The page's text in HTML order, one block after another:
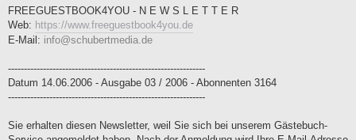
a
FREEGUESTBOOK4YOU - N E W S L E T T E R
Web: https://www.freeguestbook4you.de
E-Mail: info@schubertmedia.de
--------------------------------------------------------------
Datum 14.06.2006 - Ausgabe 03 / 2006 - Abonnenten 3164
--------------------------------------------------------------
Sie erhalten diesen Newsletter, weil Sie sich bei unserem Gästebuch-